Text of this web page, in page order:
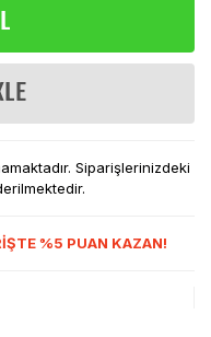
Siparişlerinizdeki
%5 PUAN KAZAN!